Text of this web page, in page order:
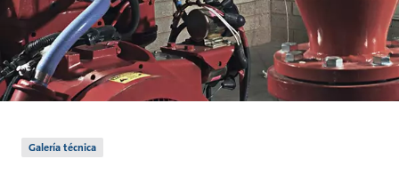
Galería técnica